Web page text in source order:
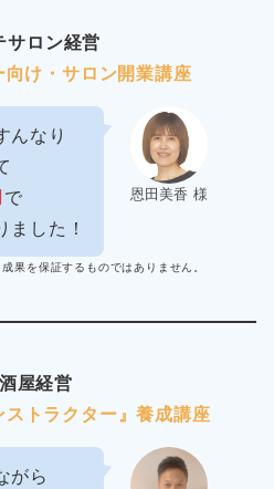
サロン経営
け・サロン開業講座
恩田美香 様
んなり
で
ました！
ものではありません。
屋経営
トラクター』養成講座
がら